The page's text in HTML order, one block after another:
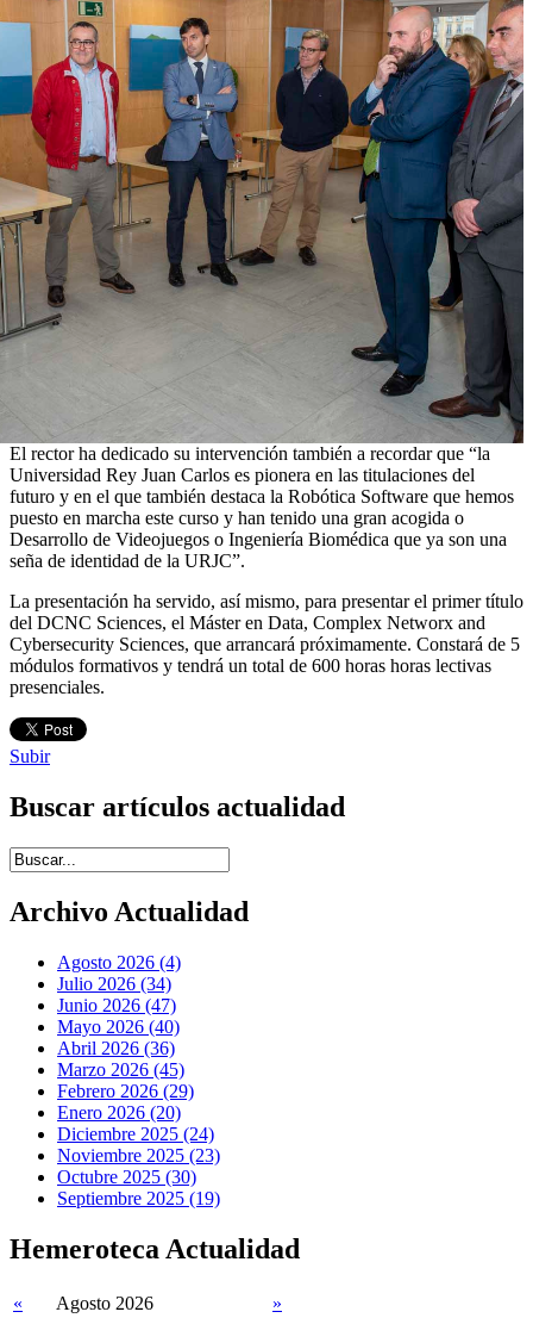
El rector ha dedicado su intervención también a recordar que “la
Universidad Rey Juan Carlos es pionera en las titulaciones del
futuro y en el que también destaca la Robótica Software que hemos
puesto en marcha este curso y han tenido una gran acogida o
Desarrollo de Videojuegos o Ingeniería Biomédica que ya son una
seña de identidad de la URJC”.
La presentación ha servido, así mismo, para presentar el primer título
del DCNC Sciences, el Máster en Data, Complex Networx and
Cybersecurity Sciences, que arrancará próximamente. Constará de 5
módulos formativos y tendrá un total de 600 horas horas lectivas
presenciales.
Subir
Buscar artículos actualidad
Introduce términos de búsqueda
Archivo Actualidad
Agosto 2026 (4)
Julio 2026 (34)
Junio 2026 (47)
Mayo 2026 (40)
Abril 2026 (36)
Marzo 2026 (45)
Febrero 2026 (29)
Enero 2026 (20)
Diciembre 2025 (24)
Noviembre 2025 (23)
Octubre 2025 (30)
Septiembre 2025 (19)
Hemeroteca Actualidad
« Agosto 2026 »